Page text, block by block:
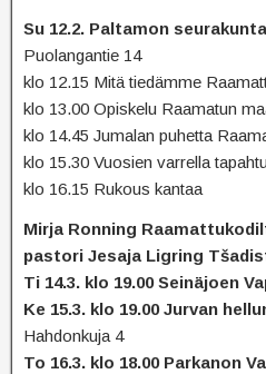
Su 12.2. Paltamon
Puolangantie 14
klo 12.15 Mitä tiedämme
klo 13.00 Opiskelu Raamatun
klo 14.45 Jumalan puhetta
klo 15.30 Vuosien varrella
klo 16.15 Rukous kantaa
Mirja Ronning
pastori Jesaja Ligring
Ti 14.3. klo 19.00 Seinäjoen
Ke 15.3. klo 19.00 Jurvan
Hahdonkuja 4
To 16.3. klo 18.00 Parkanon